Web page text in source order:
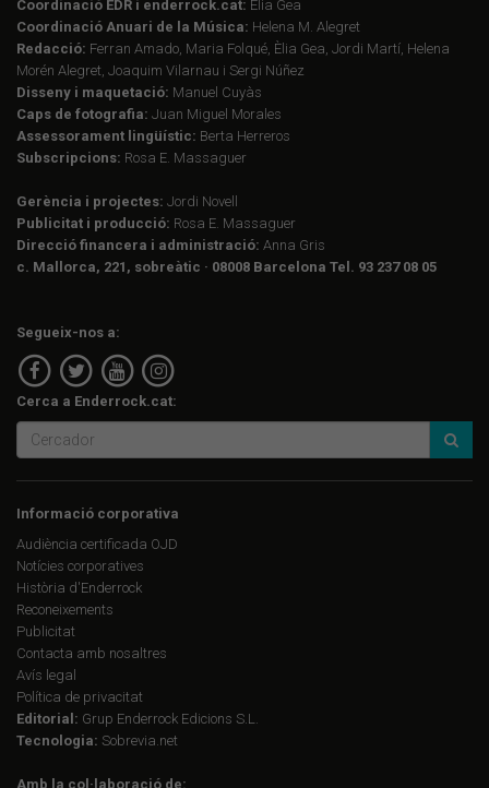
Coordinació EDR i enderrock.cat: Èlia Gea
Coordinació Anuari de la Música: Helena M. Alegret
Redacció: Ferran Amado, Maria Folqué, Èlia Gea, Jordi Martí, Helena
Morén Alegret, Joaquim Vilarnau i Sergi Núñez
Disseny i maquetació: Manuel Cuyàs
Caps de fotografia: Juan Miguel Morales
Assessorament lingüístic: Berta Herreros
Subscripcions: Rosa E. Massaguer
Gerència i projectes: Jordi Novell
Publicitat i producció: Rosa E. Massaguer
Direcció financera i administració: Anna Gris
c. Mallorca, 221, sobreàtic · 08008 Barcelona Tel. 93 237 08 05
Segueix-nos a:
Cerca a Enderrock.cat:
Informació corporativa
Audiència certificada OJD
Notícies corporatives
Història d'Enderrock
Reconeixements
Publicitat
Contacta amb nosaltres
Avís legal
Política de privacitat
Editorial: Grup Enderrock Edicions S.L.
Tecnologia: Sobrevia.net
Amb la col·laboració de: